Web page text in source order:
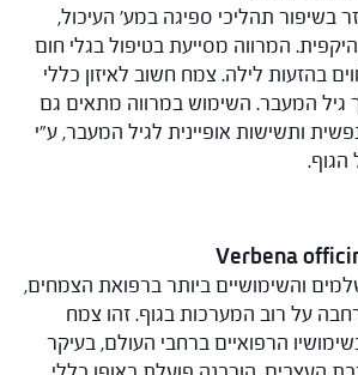
בשיפור תהליכי ספיגה במע' העיכול,
המרווה מסייעת בטיפול בגלי חום
בהזעות לילה. צמח חשוב לאיזון כללי
גיל המעבר. השימוש במרווה מתאים גם
ותשישות אופיינית לגיל המעבר, ע"י
הגוף.
והשימושיים ביותר ברפואת הצמחים,
על רוב המערכות בגוף. זהו צמח
הרפואיים ברחבי העולם, בעיקר